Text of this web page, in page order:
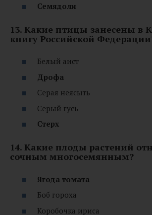
Семядоли
13. Какие птицы занесены в
книгу Российской
Белый аист
Дрофа
Серая неясыть
Серый гусь
Стерх
14. Какие плоды растений
сочным многосемянным?
Ягода томата
Боб гороха
Коробочка ириса